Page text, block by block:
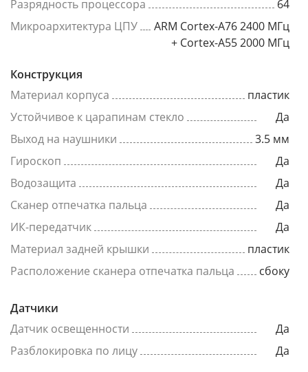
Разрядность процессора
64
Микроархитектура ЦПУ
ARM Cortex-A76 2400 МГц
+ Cortex-A55 2000 МГц
Конструкция
Материал корпуса
пластик
Устойчивое к царапинам стекло
Да
Выход на наушники
3.5 мм
Гироскоп
Да
Водозащита
Да
Сканер отпечатка пальца
Да
ИК-передатчик
Да
Материал задней крышки
пластик
Расположение сканера отпечатка пальца
сбоку
Датчики
Датчик освещенности
Да
Разблокировка по лицу
Да